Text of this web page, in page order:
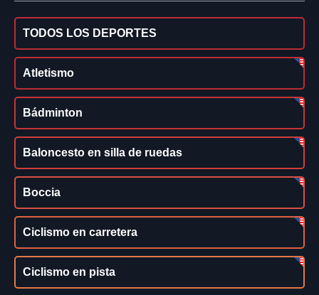
TODOS LOS DEPORTES
Atletismo
Bádminton
Baloncesto en silla de ruedas
Boccia
Ciclismo en carretera
Ciclismo en pista